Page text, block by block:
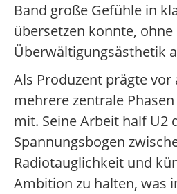
Band große Gefühle in
übersetzen konnte,
Überwältigungsästhetik
Als Produzent prägte vor
mehrere zentrale
mit. Seine Arbeit half U2
Spannungsbogen
Radiotauglichkeit und
Ambition zu halten, was